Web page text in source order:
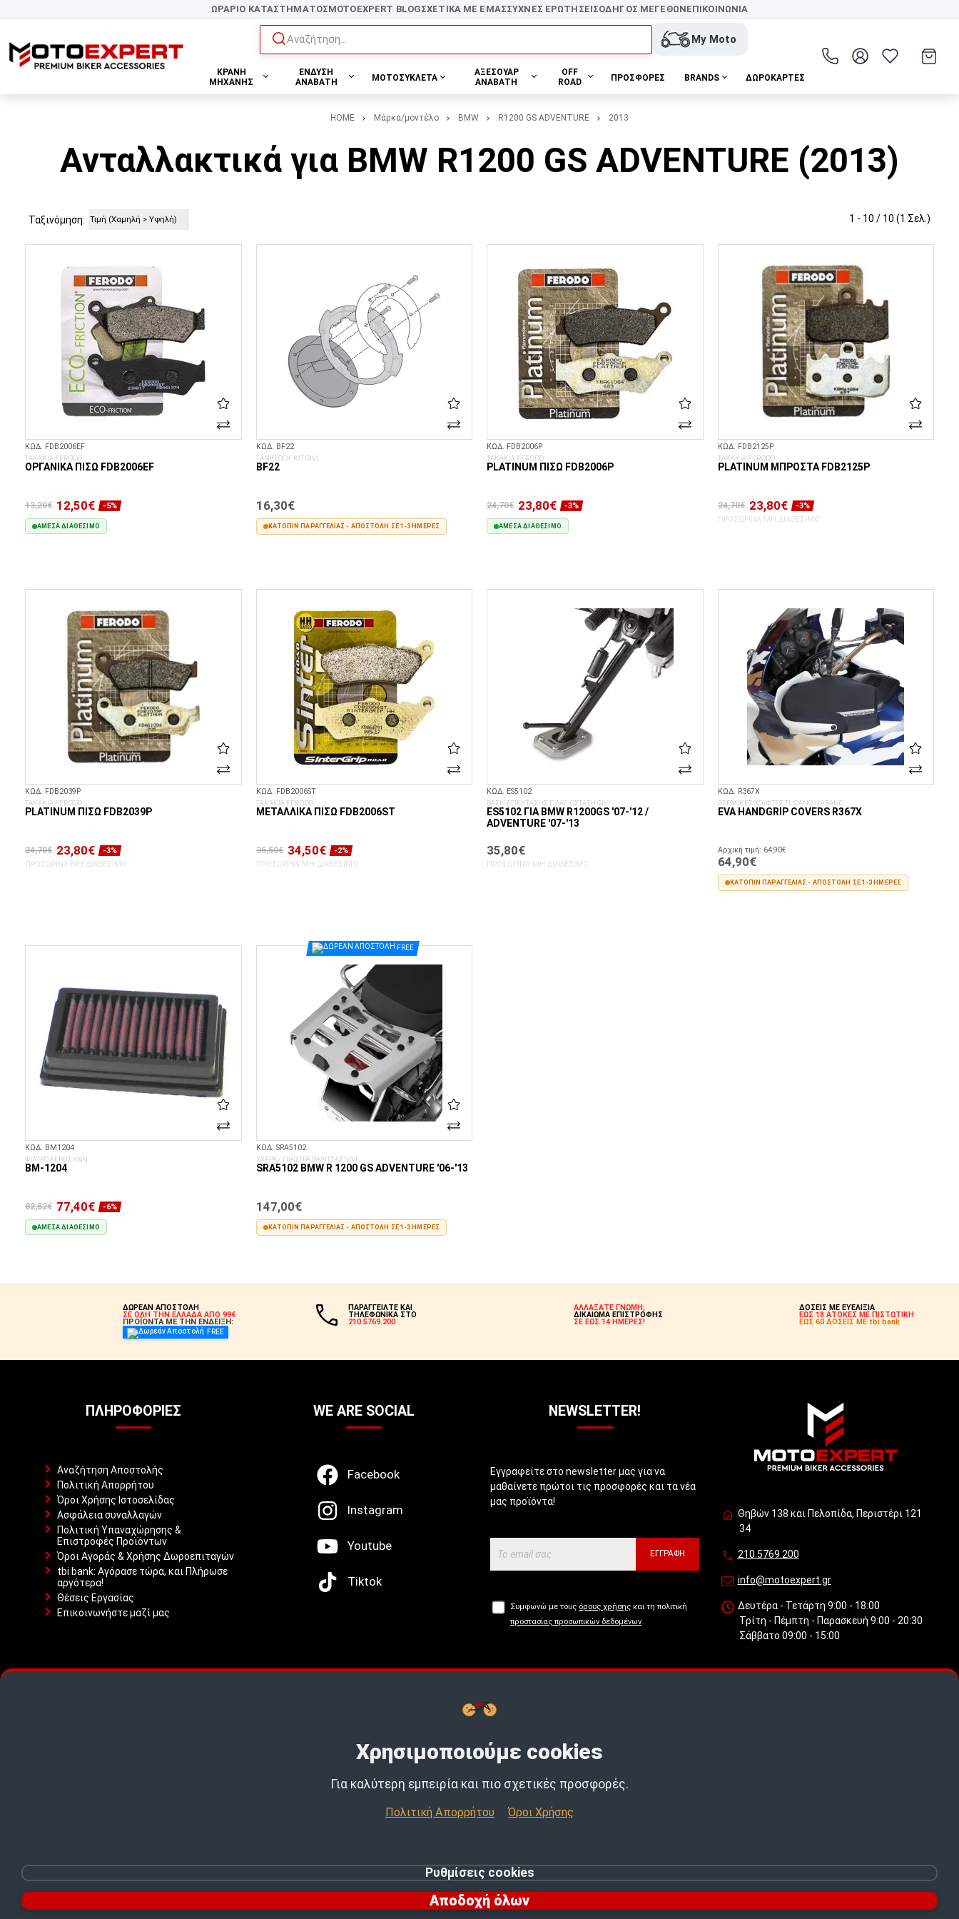
ΩΡΑΡΙΟ ΚΑΤΑΣΤΗΜΑΤΟΣMOTOEXPERT BLOGΣΧΕΤΙΚΑ ΜΕ ΕΜΑΣΣΥΧΝΕΣ ΕΡΩΤΗΣΕΙΣΟΔΗΓΟΣ ΜΕΓΕΘΩΝΕΠΙΚΟΙΝΩΝΙΑ
Αναζήτηση... My Moto
ΚΡΑΝΗ
ΜΗΧΑΝΗΣ
ΕΝΔΥΣΗ
ΑΝΑΒΑΤΗ
ΜΟΤΟΣΥΚΛΕΤΑ
ΑΞΕΣΟΥΑΡ
ΑΝΑΒΑΤΗ
OFF
ROAD
ΠΡΟΣΦΟΡΕΣ BRANDS ΔΩΡΟΚΆΡΤΕΣ
TOP PICKS · TOP PICKS · TOP PICKS ·
HOME Μάρκα/μοντέλο BMW R1200 GS ADVENTURE 2013
Ανταλλακτικά για BMW R1200 GS ADVENTURE (2013)
Ταξινόμηση: 1 - 10 / 10 (1 Σελ.)
ΚΩΔ. FDB2006EF
ΤΑΚΑΚΙΑ FERODO
ΟΡΓΑΝΙΚΆ ΠΊΣΩ FDB2006EF
13,20€ 12,50€ -5%
ΆΜΕΣΑ ΔΙΑΘΈΣΙΜΟ
ΚΩΔ. BF22
TANKLOCK KIT GIVI
BF22
16,30€
ΚΑΤΌΠΙΝ ΠΑΡΑΓΓΕΛΊΑΣ - ΑΠΟΣΤΟΛΉ ΣΕ 1-3 ΗΜΈΡΕΣ
ΚΩΔ. FDB2006P
ΤΑΚΑΚΙΑ FERODO
PLATINUM ΠΊΣΩ FDB2006P
24,70€ 23,80€ -3%
ΆΜΕΣΑ ΔΙΑΘΈΣΙΜΟ
ΚΩΔ. FDB2125P
ΤΑΚΑΚΙΑ FERODO
PLATINUM ΜΠΡΟΣΤΆ FDB2125P
24,70€ 23,80€
-3%
ΠΡΟΣΩΡΙΝΆ ΜΗ ΔΙΑΘΈΣΙΜΟ
ΚΩΔ. FDB2039P
ΤΑΚΑΚΙΑ FERODO
PLATINUM ΠΊΣΩ FDB2039P
24,70€ 23,80€
-3%
ΠΡΟΣΩΡΙΝΆ ΜΗ ΔΙΑΘΈΣΙΜΟ
ΚΩΔ. FDB2006ST
ΤΑΚΑΚΙΑ FERODO
ΜΕΤΑΛΛΙΚΆ ΠΊΣΩ FDB2006ST
35,50€ 34,50€
-2%
ΠΡΟΣΩΡΙΝΆ ΜΗ ΔΙΑΘΈΣΙΜΟ
ΚΩΔ. ES5102
ΒΑΣΗ ΕΠΕΚΤΑΣΗΣ ΠΛΑΓΙΟΣΤΑΤΗ GIVI
ES5102 ΓΙΑ BMW R1200GS '07-'12 /
ADVENTURE '07-'13
35,80€
ΠΡΟΣΩΡΙΝΆ ΜΗ ΔΙΑΘΈΣΙΜΟ
ΚΩΔ. R367X
ΘΕΡΜΙΚΕΣ ΧΟΥΦΤΕΣ TUCANO URBANO
EVA HANDGRIP COVERS R367X
Αρχική τιμή: 64,90€
64,90€
ΚΑΤΌΠΙΝ ΠΑΡΑΓΓΕΛΊΑΣ - ΑΠΟΣΤΟΛΉ ΣΕ 1-3 ΗΜΈΡΕΣ
ΚΩΔ. BM1204
ΦΙΛΤΡΟ ΑΕΡΟΣ K&N
BM-1204
82,82€ 77,40€ -6%
ΆΜΕΣΑ ΔΙΑΘΈΣΙΜΟ
FREE
ΚΩΔ. SRA5102
ΣΧΑΡΑ / ΠΙΑΣΤΡΑ ΒΑΛΙΤΣΑΣ GIVI
SRA5102 BMW R 1200 GS ADVENTURE '06-'13
147,00€
ΚΑΤΌΠΙΝ ΠΑΡΑΓΓΕΛΊΑΣ - ΑΠΟΣΤΟΛΉ ΣΕ 1-3 ΗΜΈΡΕΣ
ΔΩΡΕΑΝ ΑΠΟΣΤΟΛΗ
ΣΕ ΟΛΗ ΤΗΝ ΕΛΛΑΔΑ ΑΠΟ 99€
ΠΡΟΪΟΝΤΑ ΜΕ ΤΗΝ ΕΝΔΕΙΞΗ:
FREE
ΠΑΡΑΓΓΕΙΛΤΕ ΚΑΙ
ΤΗΛΕΦΩΝΙΚΑ ΣΤΟ
210.5769.200
ΑΛΛΑΞΑΤΕ ΓΝΩΜΗ;
ΔΙΚΑΙΩΜΑ ΕΠΙΣΤΡΟΦΗΣ
ΣΕ ΕΩΣ 14 ΗΜΕΡΕΣ!
ΔΟΣΕΙΣ ΜΕ ΕΥΕΛΙΞΙΑ
ΕΩΣ 18 ΑΤΟΚΕΣ ΜΕ ΠΙΣΤΩΤΙΚΗ
ΕΩΣ 60 ΔΟΣΕΙΣ ΜΕ tbi bank
ΠΛΗΡΟΦΟΡΊΕΣ
Αναζήτηση Αποστολής
Πολιτική Απορρήτου
Όροι Χρήσης Ιστοσελίδας
Ασφάλεια συναλλαγών
Πολιτική Υπαναχώρησης &
Επιστροφές Προϊόντων
Όροι Αγοράς & Χρήσης Δωροεπιταγών
tbi bank: Αγόρασε τώρα, και Πλήρωσε
αργότερα!
Θέσεις Εργασίας
Επικοινωνήστε μαζί μας
WE ARE SOCIAL
Facebook
Instagram
Youtube
Tiktok
NEWSLETTER!
Εγγραφείτε στο newsletter μας για να
μαθαίνετε πρώτοι τις προσφορές και τα νέα
μας προϊόντα!
ΕΓΓΡΑΦΉ
Συμφωνώ με τους όρους χρήσης και τη πολιτική
προστασίας προσωπικών δεδομένων
Θηβών 138 και Πελοπίδα, Περιστέρι 121
34
210.5769.200
info@motoexpert.gr
Δευτέρα - Τετάρτη 9:00 - 18:00
Τρίτη - Πέμπτη - Παρασκευή 9:00 - 20:30
Σάββατο 09:00 - 15:00
Buy now, Pay later με
© 2026 MotoExpert | All rights reserved.
Χρησιμοποιούμε cookies
Για καλύτερη εμπειρία και πιο σχετικές προσφορές.
Πολιτική Απορρήτου Όροι Χρήσης
Ρυθμίσεις cookies
Αποδοχή όλων